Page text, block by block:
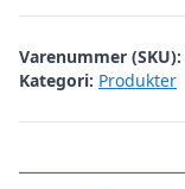
Varenummer (SKU):
Kategori: Produkter